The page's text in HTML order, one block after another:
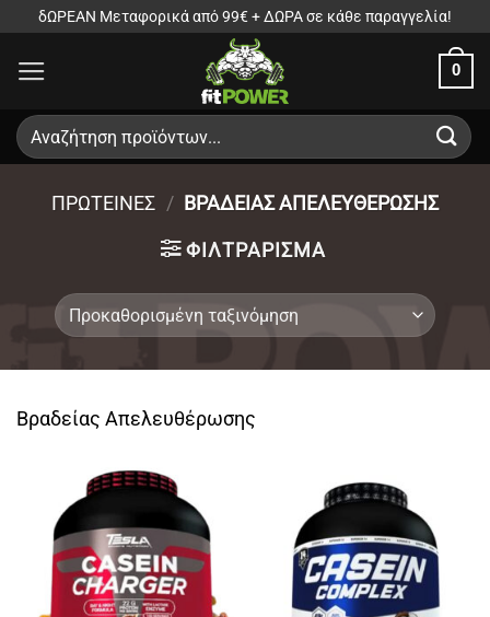
Μετάβαση
περιεχόμενο
δΩΡΕΑΝ Μεταφορικά από 99€ + ΔΩΡΑ σε κάθε παραγγελία!
0
Αναζήτηση
για:
ΠΡΩΤΕΙΝΕΣ / ΒΡΑΔΕΊΑΣ ΑΠΕΛΕΥΘΈΡΩΣΗΣ
ΦΙΛΤΡΆΡΙΣΜΑ
Βραδείας Απελευθέρωσης